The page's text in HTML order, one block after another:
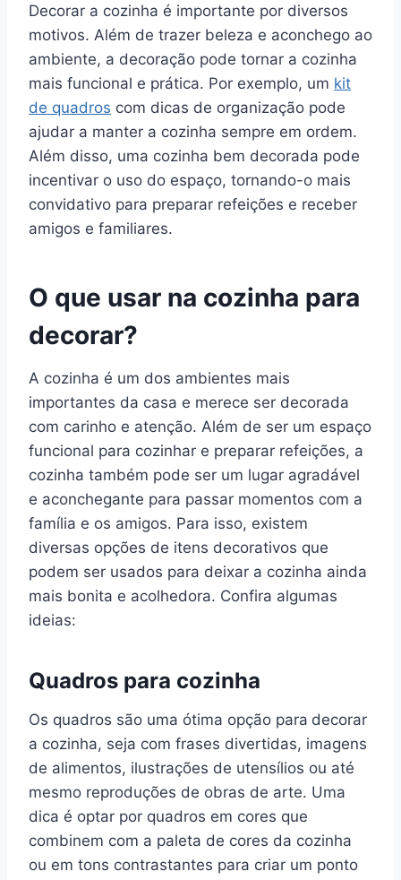
Decorar a cozinha é importante por diversos
motivos. Além de trazer beleza e aconchego ao
ambiente, a decoração pode tornar a cozinha
mais funcional e prática. Por exemplo, um kit
de quadros com dicas de organização pode
ajudar a manter a cozinha sempre em ordem.
Além disso, uma cozinha bem decorada pode
incentivar o uso do espaço, tornando-o mais
convidativo para preparar refeições e receber
amigos e familiares.
O que usar na cozinha para
decorar?
A cozinha é um dos ambientes mais
importantes da casa e merece ser decorada
com carinho e atenção. Além de ser um espaço
funcional para cozinhar e preparar refeições, a
cozinha também pode ser um lugar agradável
e aconchegante para passar momentos com a
família e os amigos. Para isso, existem
diversas opções de itens decorativos que
podem ser usados para deixar a cozinha ainda
mais bonita e acolhedora. Confira algumas
ideias:
Quadros para cozinha
Os quadros são uma ótima opção para decorar
a cozinha, seja com frases divertidas, imagens
de alimentos, ilustrações de utensílios ou até
mesmo reproduções de obras de arte. Uma
dica é optar por quadros em cores que
combinem com a paleta de cores da cozinha
ou em tons contrastantes para criar um ponto